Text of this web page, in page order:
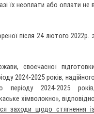
їх неоплати або оплати не в
після 24 лютого 2022р. з
своєчасної підготовки
2024-2025 років, надійного
періоду 2024-2025 років,
хімволокно», відповідно
заходи щодо стягнення із